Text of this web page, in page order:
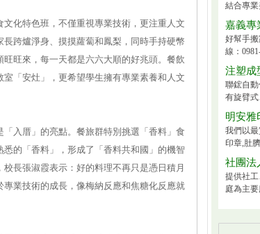
化特色班，不僅重視專業技術，更注重人文
跨爐淨身、摸摸蘿蔔和鳳梨，同時手持硬幣
旺來，每一天都是六六大順的好兆頭。餐飲
「安灶」，更希望學生擁有專業素養和人文
入厝」的亮點。餐旅群特別挑選「香料」食
的「香料」，形成了「香料共和國」的機智
長張淑霞表示：好的料理不再只是憑日積月
業技術的成長，像梅納反應和焦糖化反應就
結合專
嘉義專
好幫手
線：
注塑成
聯鋐自
有旋臂
明安雅
我們以
印章,肚
社團法
提供社
庭為主